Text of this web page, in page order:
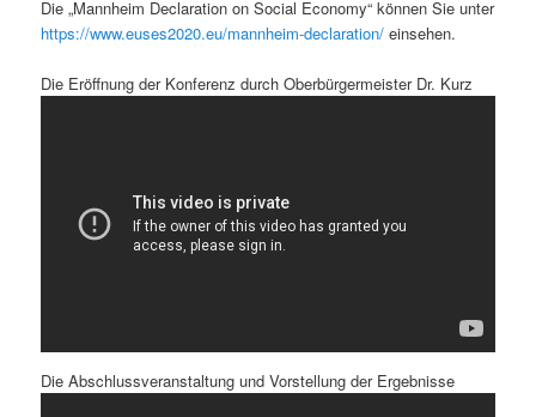
Die „Mannheim Declaration on Social Economy“ können Sie unter
https://www.euses2020.eu/mannheim-declaration/ einsehen.
Die Eröffnung der Konferenz durch Oberbürgermeister Dr. Kurz
Die Abschlussveranstaltung und Vorstellung der Ergebnisse